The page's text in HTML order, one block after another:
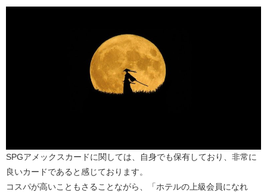
SPGアメックスカード に関しては、自身でも保有しており、非常に
良いカードであると感じております。
コスパが高いこともさることながら、「 ホテルの上級会員になれ